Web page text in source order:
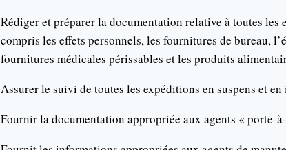
Rédiger et préparer la documentation relative à toutes
compris les effets personnels, les fournitures de bureau,
fournitures médicales périssables et les produits
Assurer le suivi de toutes les expéditions en suspens et
Fournir la documentation appropriée aux agents « porte-